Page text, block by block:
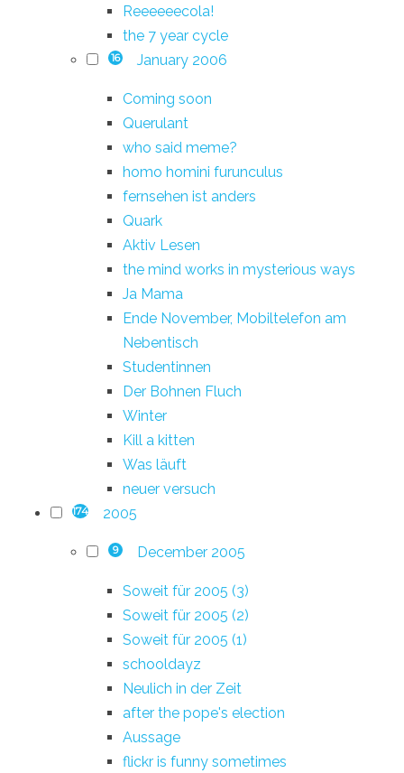
Reeeeeecola!
the 7 year cycle
16 January 2006
Coming soon
Querulant
who said meme?
homo homini furunculus
fernsehen ist anders
Quark
Aktiv Lesen
the mind works in mysterious ways
Ja Mama
Ende November, Mobiltelefon am
Nebentisch
Studentinnen
Der Bohnen Fluch
Winter
Kill a kitten
Was läuft
neuer versuch
174 2005
9 December 2005
Soweit für 2005 (3)
Soweit für 2005 (2)
Soweit für 2005 (1)
schooldayz
Neulich in der Zeit
after the pope's election
Aussage
flickr is funny sometimes